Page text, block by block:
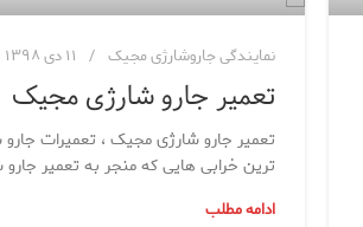
نمایندگی جاروشارژی مجیک ۱۱ دی ۱۳۹۸
تعمیر جارو شارژی مجیک
تعمیر جارو شارژی مجیک ، تعمیرات جارو
ترین خرابی هایی که منجر به تعمیر
ادامه مطلب